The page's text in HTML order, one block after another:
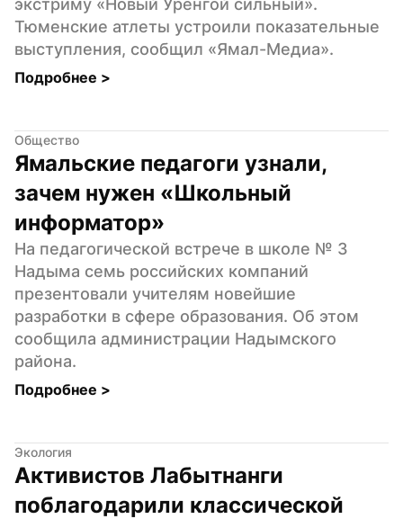
экстриму «Новый Уренгой сильный».
Тюменские атлеты устроили показательные
выступления, сообщил «Ямал-Медиа».
Подробнее >
Общество
Ямальские педагоги узнали,
зачем нужен «Школьный
информатор»
На педагогической встрече в школе № 3
Надыма семь российских компаний
презентовали учителям новейшие
разработки в сфере образования. Об этом
сообщила администрации Надымского
района.
Подробнее >
Экология
Активистов Лабытнанги
поблагодарили классической